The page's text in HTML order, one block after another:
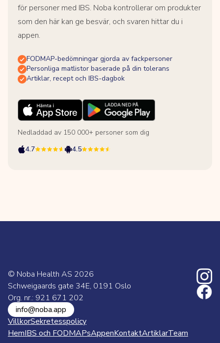
för personer med IBS. Noba kontrollerar om produkter
som den här kan ge besvär, och svaren hittar du i
appen.
FODMAP-bedömningar gjorda av fackpersoner
Personliga matlistor baserade på din tolerans
Artiklar, recept och IBS-dagbok
Nedladdad av 150 000+ personer som dig
4.7
4.5
© Noba Health AS 2026
Schweigaards gate 34E, 0191 Oslo
Org. nr.: 921 671 202
info@noba.app
VillkorSekretesspolicy
HemIBS och FODMAPsAppenKontaktArtiklarTeam